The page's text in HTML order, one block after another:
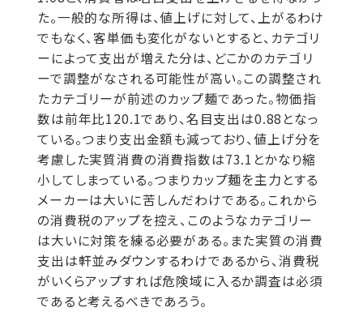
た。一般的な所得は、値上げに対して、上がるわけ
でもなく、客単価も変化がないとすると、カテゴリ
ーによって支出が増えた分は、どこかのカテゴリ
ーで調整がなされる可能性が高い。この調整され
たカテゴリーが前述のカップ麺であった。物価指
数は前年比120.1であり、名目支出は0.88となっ
ている。つまり支出金額も減っており、値上げ分を
考慮した実質消費の消費指数は73.1とかなり縮
小してしまっている。つまりカップ麺を主力とする
メーカーは大いに苦しんだわけである。これから
の消費税のアップを控え、このようなカテゴリー
は大いに対策を練る必要がある。また実質の消費
支出は軒並みダウンするわけであるから、消費税
がいくらアップすれば危険域に入るか調査は必須
であると考えるべきであろう。